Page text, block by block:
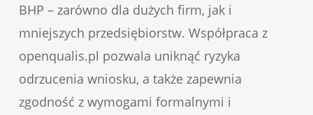
BHP – zarówno dla dużych firm, jak i
mniejszych przedsiębiorstw. Współpraca z
openqualis.pl pozwala uniknąć ryzyka
odrzucenia wniosku, a także zapewnia
zgodność z wymogami formalnymi i